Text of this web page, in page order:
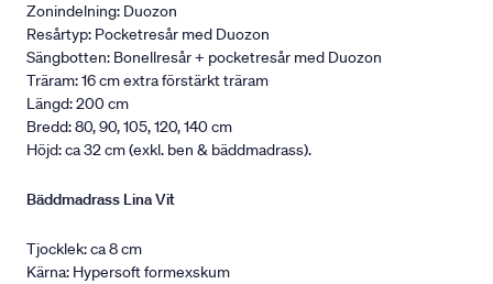
Zonindelning: Duozon
Resårtyp: Pocketresår med Duozon
Sängbotten: Bonellresår + pocketresår med Duozon
Träram: 16 cm extra förstärkt träram
Längd: 200 cm
Bredd: 80, 90, 105, 120, 140 cm
Höjd: ca 32 cm (exkl. ben & bäddmadrass).
Bäddmadrass Lina Vit
Tjocklek: ca 8 cm
Kärna: Hypersoft formexskum